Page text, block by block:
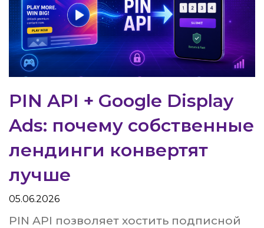
PIN API + Google Display
Ads: почему собственные
лендинги конвертят
лучше
05.06.2026
PIN API позволяет хостить подписной